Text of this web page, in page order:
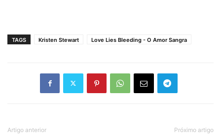
TAGS Kristen Stewart Love Lies Bleeding - O Amor Sangra
Artigo anterior Próximo artigo